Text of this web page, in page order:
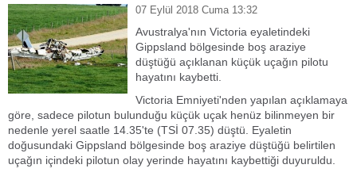
07 Eylül 2018 Cuma 13:32
Avustralya'nın Victoria eyaletindeki
Gippsland bölgesinde boş araziye
düştüğü açıklanan küçük uçağın pilotu
hayatını kaybetti.
Victoria Emniyeti'nden yapılan açıklamaya
göre, sadece pilotun bulunduğu küçük uçak henüz bilinmeyen bir
nedenle yerel saatle 14.35'te (TSİ 07.35) düştü. Eyaletin
doğusundaki Gippsland bölgesinde boş araziye düştüğü belirtilen
uçağın içindeki pilotun olay yerinde hayatını kaybettiği duyuruldu.